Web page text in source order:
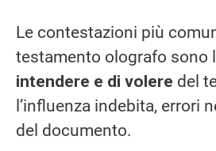
Le contestazioni più
testamento olografo sono
intendere e di volere del
l’influenza indebita, errori
del documento.